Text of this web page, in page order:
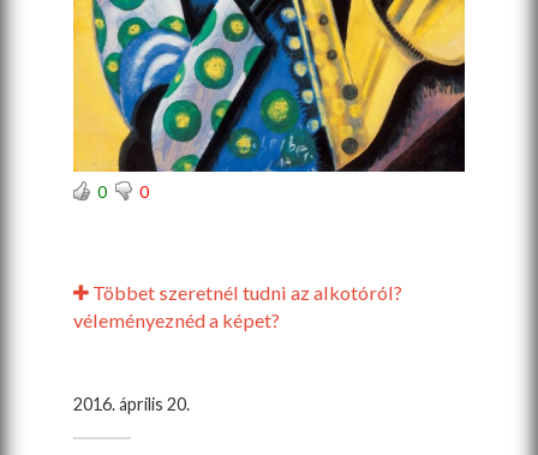
0 0
Többet szeretnél tudni az alkotóról?
véleményeznéd a képet?
2016. április 20.